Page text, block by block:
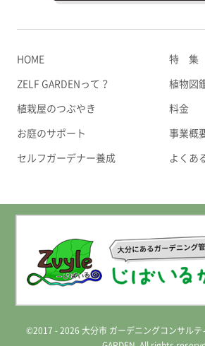
HOME
ZELF GARDENって？
植栽屋のつぶやき
お庭のサポート
セルフガーデナー養成
特 集
植物図
料金
事業概
よくあ
©2017 - 2026 大分市 ガーデニングコンサル